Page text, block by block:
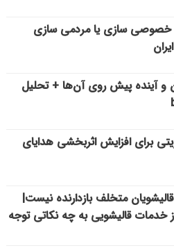
سازی یا مردمی سازی
آینده پیش روی آن‌ها + تحلیل
برای افزایش اثربخشی هدایای
متخلف بازدارنده نیست|
خدمات قالیشویی به چه نکاتی توجه